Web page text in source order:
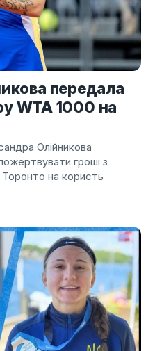
передала
WTA 1000 на
Олійникова
гроші з
Торонто на користь